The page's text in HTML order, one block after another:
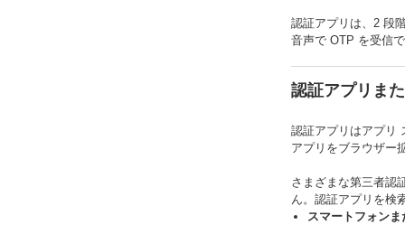
認証アプリは、2 段
音声で OTP を受信
認証アプリま
認証アプリはアプリ
アプリをブラウザー
さまざまな第三者認
ん。認証アプリを検
スマートフォン